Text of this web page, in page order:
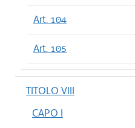
Art. 104
Art. 105
TITOLO VIII
CAPO I